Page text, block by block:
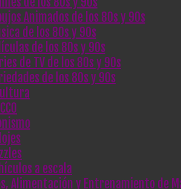
Animados de los 80s y 90s
de los 80s y 90s
de los 80s y 90s
de TV de los 80s y 90s
de los 80s y 90s
a escala
Alimentación y Entrenamiento de